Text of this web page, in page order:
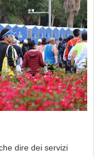
dire dei servizi